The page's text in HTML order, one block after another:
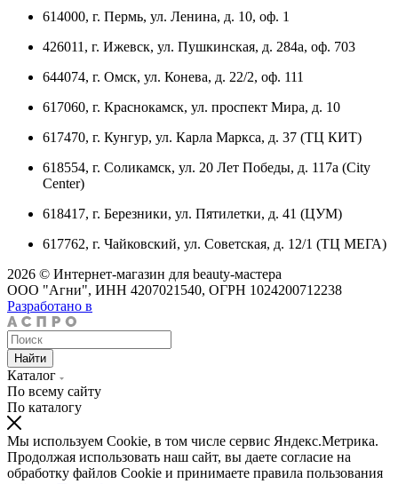
614000, г. Пермь, ул. Ленина, д. 10, оф. 1
426011, г. Ижевск, ул. Пушкинская, д. 284а, оф. 703
644074, г. Омск, ул. Конева, д. 22/2, оф. 111
617060, г. Краснокамск, ул. проспект Мира, д. 10
617470, г. Кунгур, ул. Карла Маркса, д. 37 (ТЦ КИТ)
618554, г. Соликамск, ул. 20 Лет Победы, д. 117а (City
Center)
618417, г. Березники, ул. Пятилетки, д. 41 (ЦУМ)
617762, г. Чайковский, ул. Советская, д. 12/1 (ТЦ МЕГА)
2026 © Интернет-магазин для beauty-мастера
ООО "Агни", ИНН 4207021540, ОГРН 1024200712238
Разработано в
Найти
Каталог
По всему сайту
По каталогу
Мы используем Cookie, в том числе сервис Яндекс.Метрика.
Продолжая использовать наш сайт, вы даете согласие на
обработку файлов Cookie и принимаете правила пользования